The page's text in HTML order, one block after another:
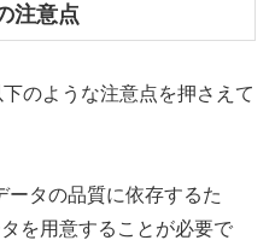
注意点
のような注意点を押さえて
ータの品質に依存するた
を用意することが必要で